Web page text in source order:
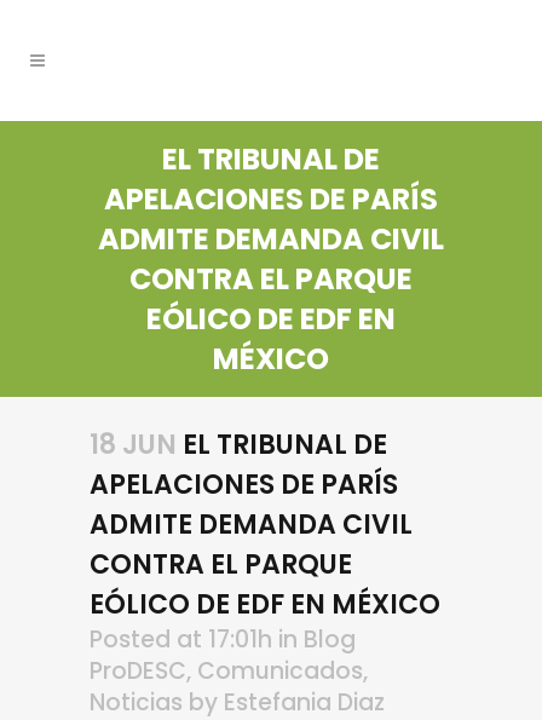
EL TRIBUNAL DE
APELACIONES DE PARÍS
ADMITE DEMANDA CIVIL
CONTRA EL PARQUE
EÓLICO DE EDF EN
MÉXICO
18 JUN EL TRIBUNAL DE
APELACIONES DE PARÍS
ADMITE DEMANDA CIVIL
CONTRA EL PARQUE
EÓLICO DE EDF EN MÉXICO
Posted at 17:01h in Blog
ProDESC, Comunicados,
Noticias by Estefania Diaz